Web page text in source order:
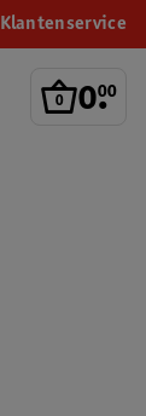
Klantenservice
0.
00